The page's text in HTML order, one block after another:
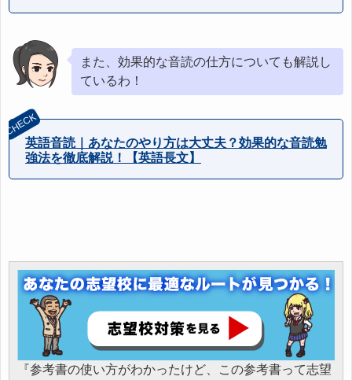
また、効果的な音読の仕方についても解説し
ているわ！
英語音読｜あなたのやり方は大丈夫？効果的な音読勉
強法を徹底解説！【英語長文】
『参考書の使い方がわかったけど、この参考書って志望